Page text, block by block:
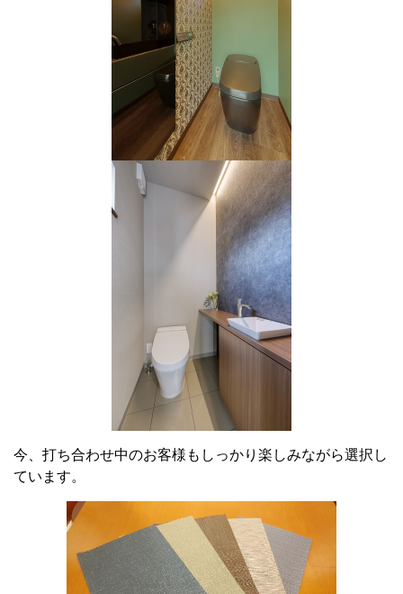
今、打ち合わせ中のお客様もしっかり楽しみながら選択し
ています。